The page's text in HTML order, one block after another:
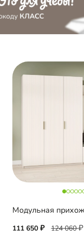
111 650 124 060